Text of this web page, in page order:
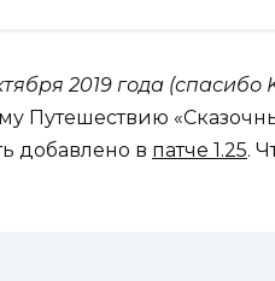
2019 года (спасибо
Путешествию
добавлено в патче 1.25.